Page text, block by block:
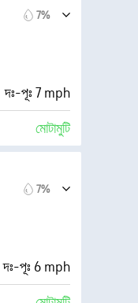
7%
দঃ-পূঃ 7 mph
মোটামুটি
5 (মাঝারি)
76%
30000
7%
দঃ-পূঃ 6 mph